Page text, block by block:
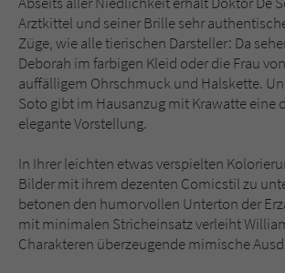
Arztkittel und seiner Brille sehr
Züge, wie alle tierischen Darsteller: Da
Deborah im farbigen Kleid oder die Frau
auffälligem Ohrschmuck und Halskette.
Soto gibt im Hausanzug mit Krawatte eine
elegante Vorstellung.
In Ihrer leichten etwas verspielten
Bilder mit ihrem dezenten Comicstil zu
betonen den humorvollen Unterton der
mit minimalen Stricheinsatz verleiht
Charakteren überzeugende mimische